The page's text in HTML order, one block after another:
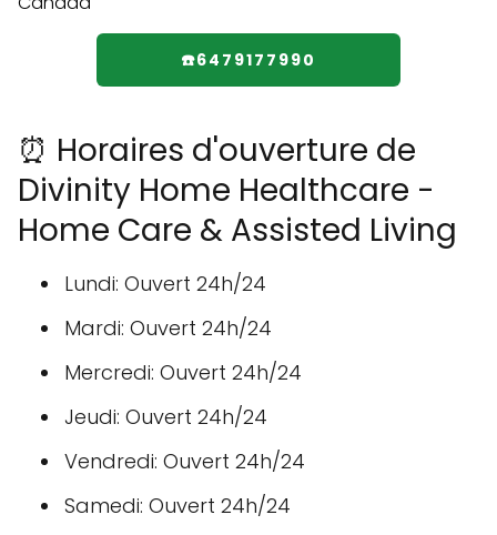
☎️6479177990
⏰ Horaires d'ouverture de
Divinity Home Healthcare -
Home Care & Assisted Living
Lundi: Ouvert 24h/24
Mardi: Ouvert 24h/24
Mercredi: Ouvert 24h/24
Jeudi: Ouvert 24h/24
Vendredi: Ouvert 24h/24
Samedi: Ouvert 24h/24